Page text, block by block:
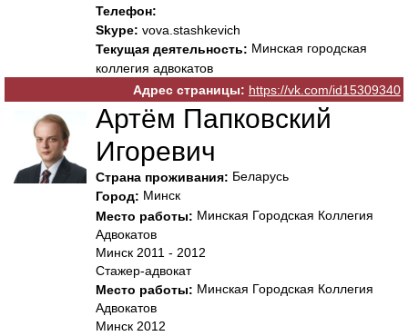
Телефон:
Skype: vova.stashkevich
Текущая деятельность: Минская городская
коллегия адвокатов
Адрес страницы: https://vk.com/id15309340
Артём Папковский
Игоревич
Страна проживания: Беларусь
Город: Минск
Место работы: Минская Городская Коллегия
Адвокатов
Минск 2011 - 2012
Стажер-адвокат
Место работы: Минская Городская Коллегия
Адвокатов
Минск 2012